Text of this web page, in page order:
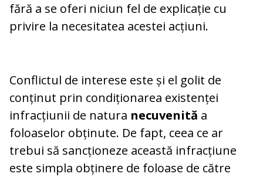
fără a se oferi niciun fel de explicație cu
privire la necesitatea acestei acțiuni.
Conflictul de interese este și el golit de
conținut prin condiționarea existenței
infracțiunii de natura necuvenită a
foloaselor obținute. De fapt, ceea ce ar
trebui să sancționeze această infracțiune
este simpla obținere de foloase de către